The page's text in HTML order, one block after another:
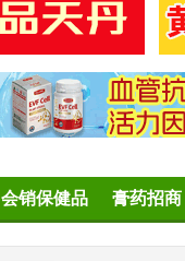
会销保健品 膏药招商